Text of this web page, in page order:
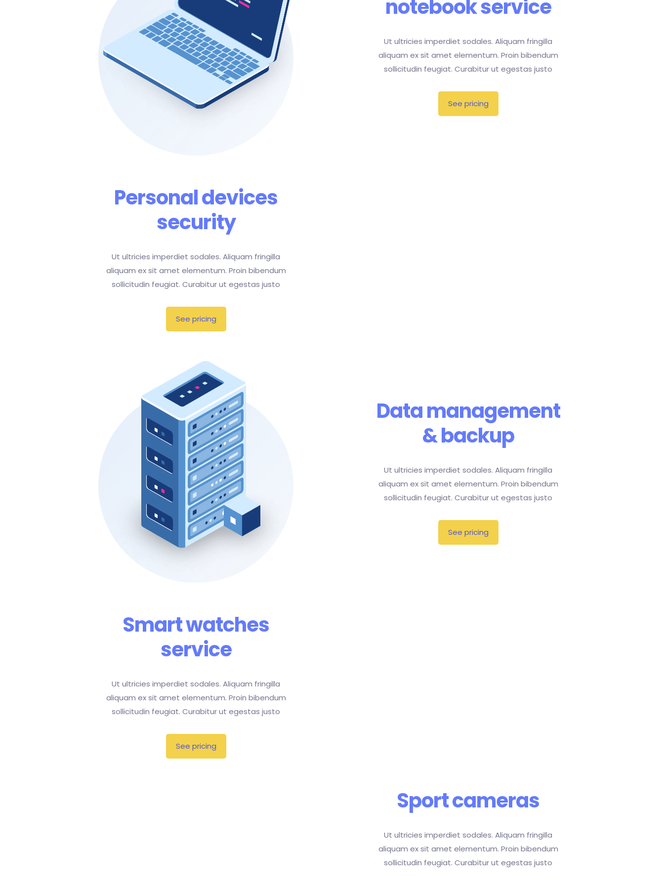
notebook service
Ut ultricies imperdiet sodales. Aliquam fringilla
aliquam ex sit amet elementum. Proin bibendum
sollicitudin feugiat. Curabitur ut egestas justo
See pricing
Personal devices
security
Ut ultricies imperdiet sodales. Aliquam fringilla
aliquam ex sit amet elementum. Proin bibendum
sollicitudin feugiat. Curabitur ut egestas justo
See pricing
Data management
& backup
Ut ultricies imperdiet sodales. Aliquam fringilla
aliquam ex sit amet elementum. Proin bibendum
sollicitudin feugiat. Curabitur ut egestas justo
See pricing
Smart watches
service
Ut ultricies imperdiet sodales. Aliquam fringilla
aliquam ex sit amet elementum. Proin bibendum
sollicitudin feugiat. Curabitur ut egestas justo
See pricing
Sport cameras
Ut ultricies imperdiet sodales. Aliquam fringilla
aliquam ex sit amet elementum. Proin bibendum
sollicitudin feugiat. Curabitur ut egestas justo